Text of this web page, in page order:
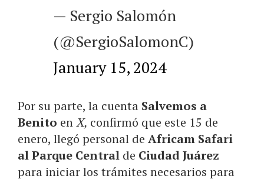
— Sergio Salomón
(@SergioSalomonC)
January 15, 2024
Por su parte, la cuenta Salvemos a
Benito enX, confirmó que este 15 de
enero, llegó personal de Africam Safari
al Parque Central de Ciudad Juárez
para iniciar los trámites necesarios para